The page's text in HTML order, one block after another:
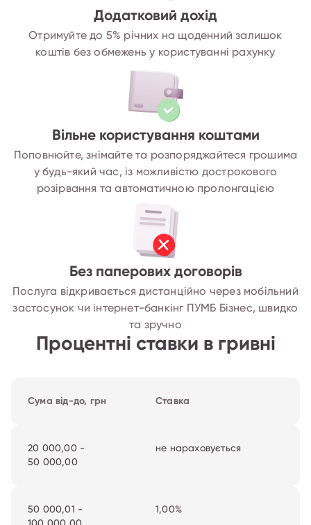
Додатковий дохід
Отримуйте до 5% річних на щоденний залишок
коштів без обмежень у користуванні рахунку
Вільне користування коштами
Поповнюйте, знімайте та розпоряджайтеся грошима
у будь-який час, із можливістю дострокового
розірвання та автоматичною пролонгацією
Без паперових договорів
Послуга відкривається дистанційно через мобільний
застосунок чи інтернет-банкінг ПУМБ Бізнес, швидко
та зручно
Процентні ставки в гривні
Сума від-до, грн Ставка
20 000,00 -
50 000,00
не нараховується
50 000,01 -
1,00%